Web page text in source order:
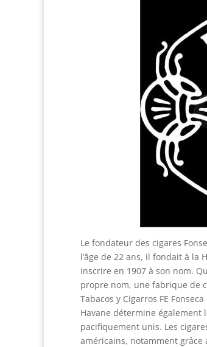
Le fondateur des cigares
l’âge de 22 ans, il fondait à
inscrire en 1907 à son nom.
propre nom, une fabrique de
Tabacos y Cigarros FE
Havane détermine également
pacifiquement unis. Les
américains, notamment grâce